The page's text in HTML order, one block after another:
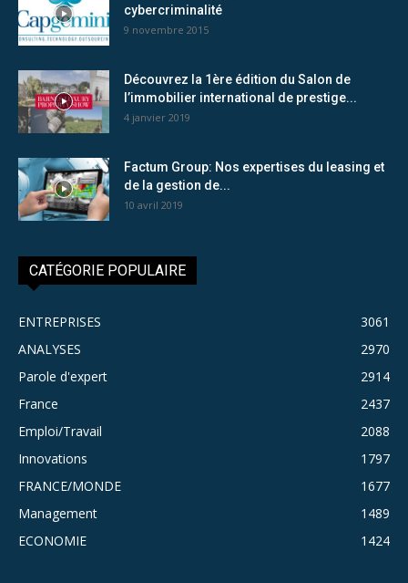
cybercriminalité
9 novembre 2015
Découvrez la 1ère édition du Salon de
l’immobilier international de prestige...
4 janvier 2019
Factum Group: Nos expertises du leasing et
de la gestion de...
10 avril 2019
CATÉGORIE POPULAIRE
ENTREPRISES
3061
ANALYSES
2970
Parole d'expert
2914
France
2437
Emploi/Travail
2088
Innovations
1797
FRANCE/MONDE
1677
Management
1489
ECONOMIE
1424